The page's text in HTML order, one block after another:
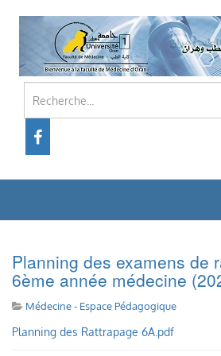
Planning des examens de
6ème année médecine
Médecine - Espace Pédagogique
Planning des Rattrapage 6A.pdf